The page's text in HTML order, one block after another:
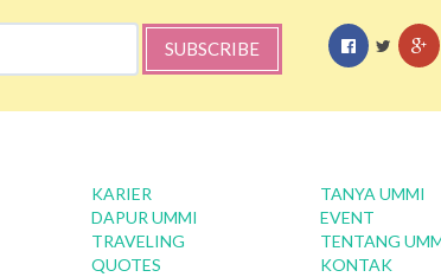
SUBSCRIBE
KARIER
DAPUR UMMI
TRAVELING
QUOTES
TANYA UMMI
EVENT
TENTANG
KONTAK